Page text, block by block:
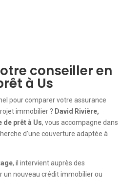
conseiller en
à Us
pour comparer votre assurance
immobilier ? David Rivière,
de prêt à Us, vous accompagne dans
d’une couverture adaptée à
, il intervient auprès des
nouveau crédit immobilier ou